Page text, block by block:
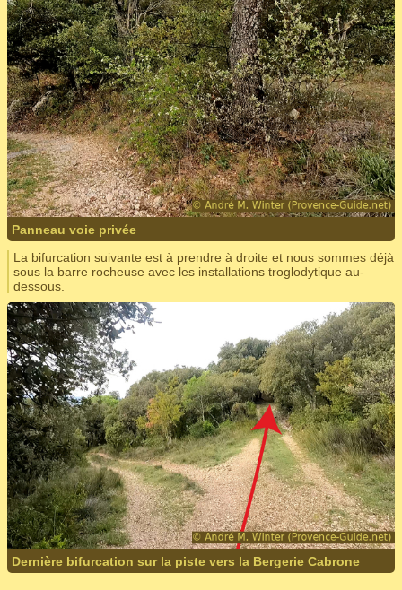
Panneau voie privée
La bifurcation suivante est à prendre à droite et nous sommes déjà
sous la barre rocheuse avec les installations troglodytique au-
dessous.
Dernière bifurcation sur la piste vers la Bergerie Cabrone